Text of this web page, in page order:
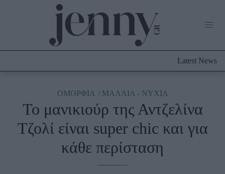
Culture
Fashion
Shopping
Latest News
ΟΜΟΡΦΙΑ ΜΑΛΛΙΑ - ΝΥΧΙΑ
Το μανικιούρ της Αντζελίνα
Τζολί είναι super chic και για
κάθε περίσταση